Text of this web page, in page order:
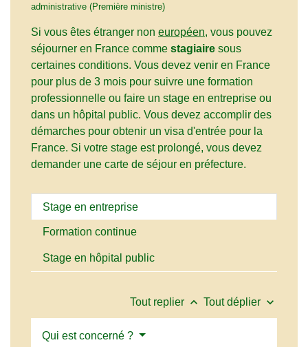
administrative (Première ministre)
Si vous êtes étranger non européen, vous pouvez
séjourner en France comme stagiaire sous
certaines conditions. Vous devez venir en France
pour plus de 3 mois pour suivre une formation
professionnelle ou faire un stage en entreprise ou
dans un hôpital public. Vous devez accomplir des
démarches pour obtenir un visa d'entrée pour la
France. Si votre stage est prolongé, vous devez
demander une carte de séjour en préfecture.
Stage en entreprise
Formation continue
Stage en hôpital public
Tout replier keyboard_arrow_up Tout déplier keyboard_arrow_down
Qui est concerné ?